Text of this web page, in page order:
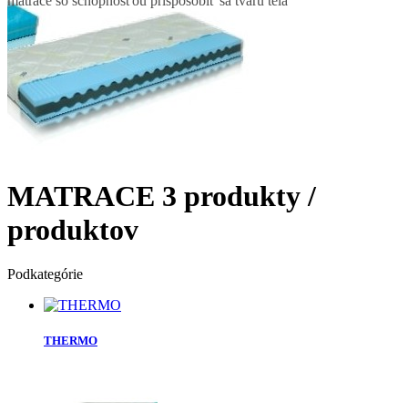
MATRACE 3 produkty /
produktov
Podkategórie
THERMO